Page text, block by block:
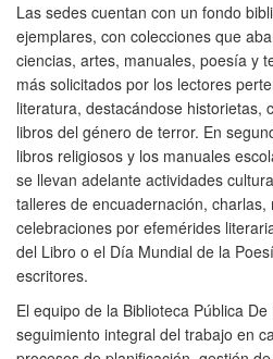
Las sedes cuentan con un fondo
ejemplares, con colecciones que
ciencias, artes, manuales, poesía y
más solicitados por los lectores
literatura, destacándose historietas,
libros del género de terror. En
libros religiosos y los manuales
se llevan adelante actividades
talleres de encuadernación,
celebraciones por efemérides
del Libro o el Día Mundial de la
escritores.
El equipo de la Biblioteca Pública
seguimiento integral del trabajo en